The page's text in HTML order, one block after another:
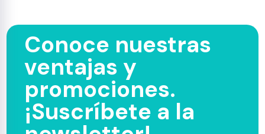
Conoce nuestras
ventajas y
promociones.
¡Suscríbete a la